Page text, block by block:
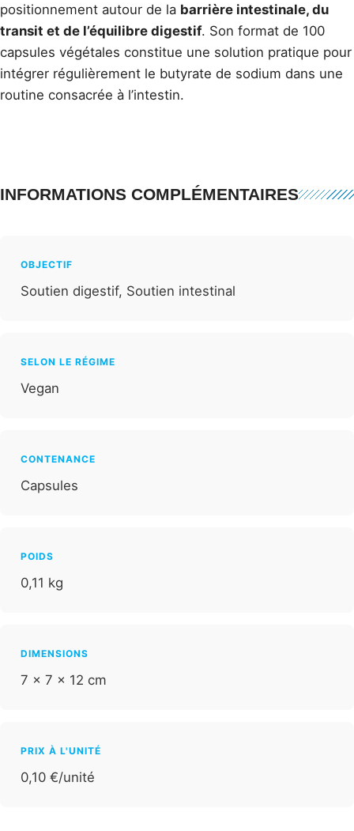
positionnement autour de la barrière intestinale, du
transit et de l’équilibre digestif. Son format de 100
capsules végétales constitue une solution pratique pour
intégrer régulièrement le butyrate de sodium dans une
routine consacrée à l’intestin.
INFORMATIONS COMPLÉMENTAIRES
OBJECTIF
Soutien digestif, Soutien intestinal
SELON LE RÉGIME
Vegan
CONTENANCE
Capsules
POIDS
0,11 kg
DIMENSIONS
7 × 7 × 12 cm
PRIX À L'UNITÉ
0,10 €/unité